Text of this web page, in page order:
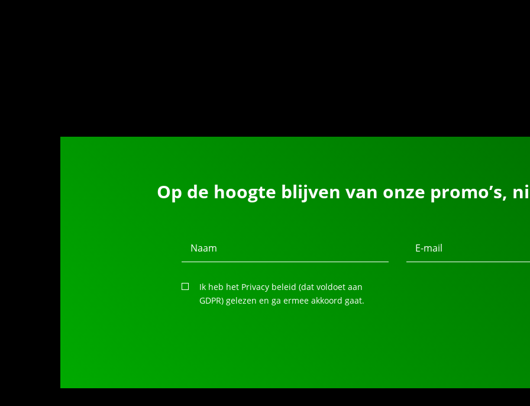
Op de hoogte blijven van onze promo’s,
Naam E-mail
Privacy
Ik heb het Privacy beleid (dat voldoet aan
GDPR) gelezen en ga ermee akkoord gaat.